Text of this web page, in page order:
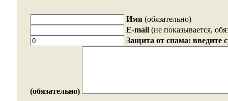
Имя (обязательно)
E-mail (не показывается,
Защита от спама: введите
(обязательно)